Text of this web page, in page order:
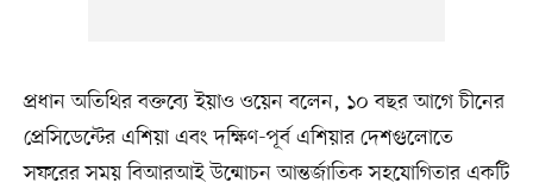
প্রধান অতিথির বক্তব্যে ইয়াও ওয়েন বলেন, ১০ বছর আগে চীনের
প্রেসিডেন্টের এশিয়া এবং দক্ষিণ-পূর্ব এশিয়ার দেশগুলোতে
সফরের সময় বিআরআই উন্মোচন আন্তর্জাতিক সহযোগিতার একটি